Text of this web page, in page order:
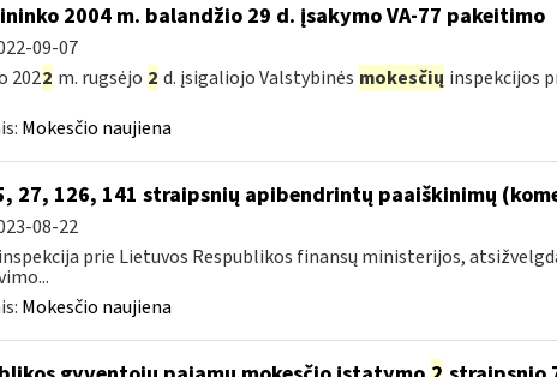
2004 m. balandžio 29 d. įsakymo VA-77 pakeitimo
09-07
2022 m. rugsėjo 2 d. įsigaliojo Valstybinės mokesčių inspekcijos
Mokesčio naujiena
27, 126, 141 straipsnių apibendrintų paaiškinimų
08-22
inspekcija prie Lietuvos Respublikos finansų ministerijos,
Mokesčio naujiena